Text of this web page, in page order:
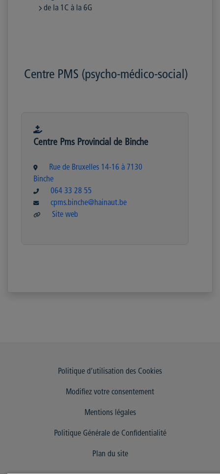
de la 1C à la 6G
Centre PMS (psycho-médico-social)
Centre Pms Provincial de Binche
Rue de Bruxelles 14-16 à 7130
Binche
064 33 28 55
cpms.binche@hainaut.be
Site web
Politique d’utilisation des Cookies
Modifiez votre consentement
Mentions légales
Politique Générale de Confidentialité
Plan du site